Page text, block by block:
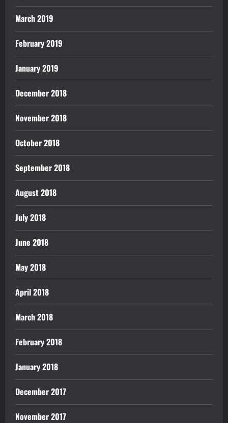
March 2019
February 2019
January 2019
December 2018
November 2018
October 2018
September 2018
August 2018
July 2018
June 2018
May 2018
April 2018
March 2018
February 2018
January 2018
December 2017
November 2017